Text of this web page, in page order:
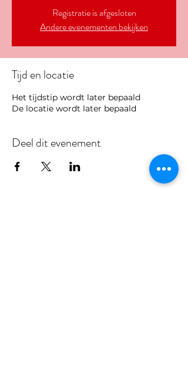
Registratie is afgesloten
Andere evenementen bekijken
Tijd en locatie
Het tijdstip wordt later bepaald
De locatie wordt later bepaald
Deel dit evenement